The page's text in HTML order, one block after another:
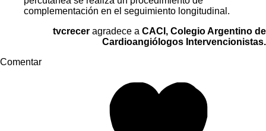
complementación en el seguimiento longitudinal.
tvcrecer agradece a CACI, Colegio Argentino de
Cardioangiólogos Intervencionistas.
Comentar